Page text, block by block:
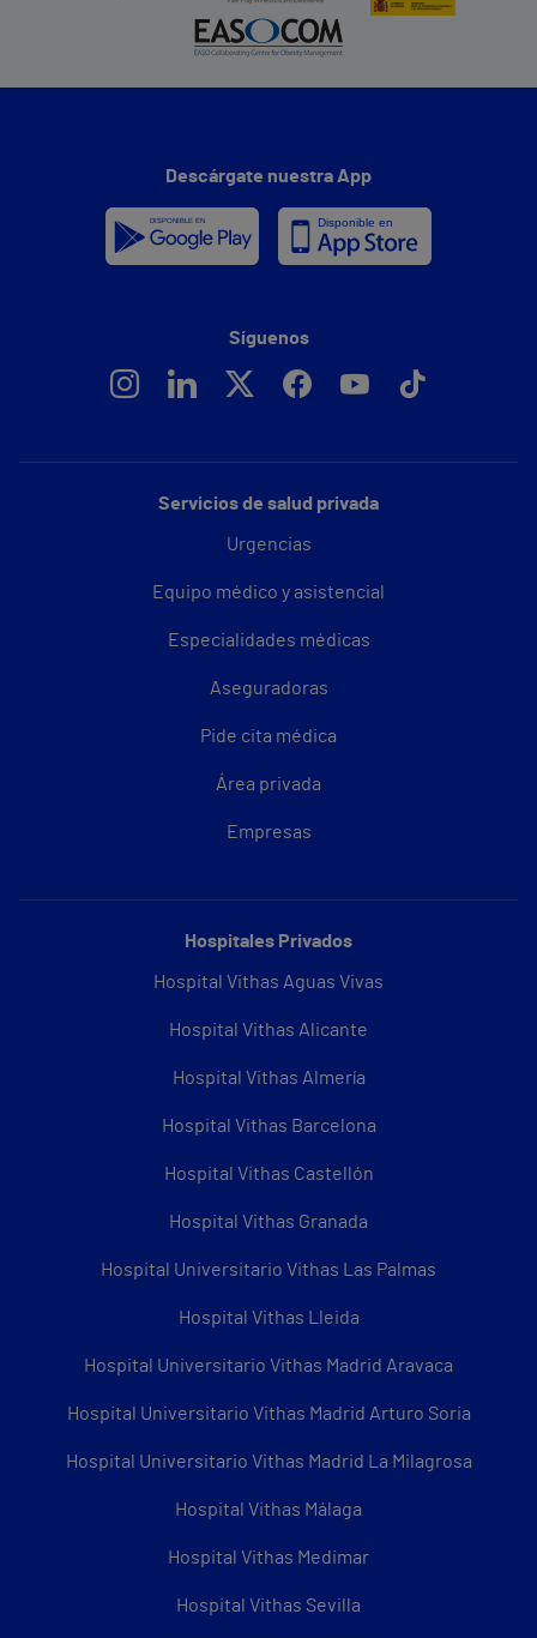
Servicios de salud privada
Urgencias
Equipo médico y asistencial
Especialidades médicas
Aseguradoras
Pide cita médica
Área privada
Empresas
Hospitales Privados
Hospital Vithas Aguas Vivas
Hospital Vithas Alicante
Hospital Vithas Almería
Hospital Vithas Barcelona
Hospital Vithas Castellón
Hospital Vithas Granada
Hospital Universitario Vithas Las Palmas
Hospital Vithas Lleida
Hospital Universitario Vithas Madrid Aravaca
Hospital Universitario Vithas Madrid Arturo Soria
Hospital Universitario Vithas Madrid La Milagrosa
Hospital Vithas Málaga
Hospital Vithas Medimar
Hospital Vithas Sevilla
Descárgate nuestra App
Síguenos